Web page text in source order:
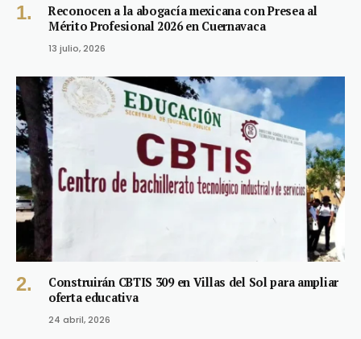
Reconocen a la abogacía mexicana con Presea al
Mérito Profesional 2026 en Cuernavaca
13 julio, 2026
Construirán CBTIS 309 en Villas del Sol para ampliar
oferta educativa
24 abril, 2026